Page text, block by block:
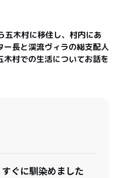
木村に移住し、村内にあ
長と渓流ヴィラの総支配人
村での生活についてお話を
ぐに馴染めました